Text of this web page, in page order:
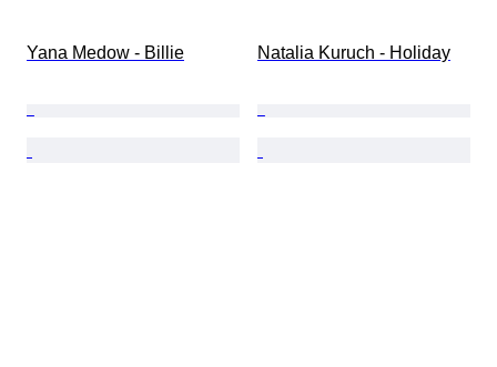
Yana Medow - Billie Natalia Kuruch - Holiday